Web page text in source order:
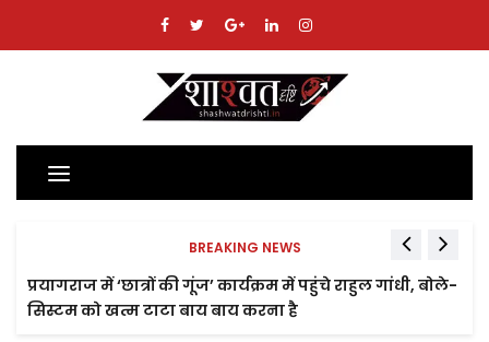
Toggle
navigation
BREAKING NEWS
प्रयागराज में ‘छात्रों की गूंज’ कार्यक्रम में पहुंचे राहुल गांधी, बोले-
सिस्टम को खत्म टाटा बाय बाय करना है